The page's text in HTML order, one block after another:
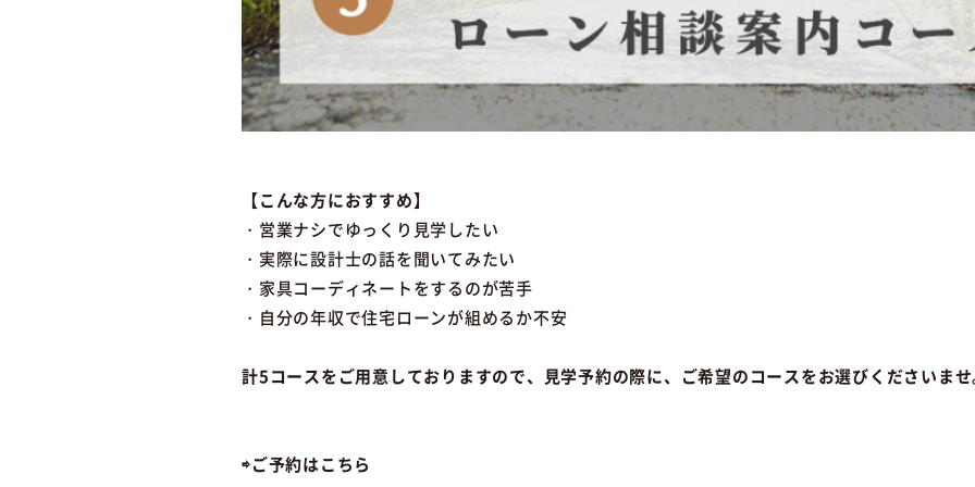
【こんな方におすすめ】
・営業ナシでゆっくり見学したい
・実際に設計士の話を聞いてみたい
・家具コーディネートをするのが苦手
・自分の年収で住宅ローンが組めるか不安
計5コースをご用意しておりますので、見学予約の際に、ご希望のコースをお選びくださいま
⇨ご予約はこちら